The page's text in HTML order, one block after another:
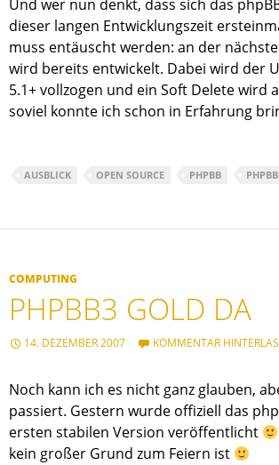
Und wer nun denkt, dass sich das
dieser langen Entwicklungszeit
muss entäuscht werden: an der
wird bereits entwickelt. Dabei wird der
5.1+ vollzogen und ein Soft Delete wird
soviel konnte ich schon in Erfahrung
AUSBLICK OPEN SOURCE PHPBB
COMPUTING
PHPBB3 GOLD DA
14. DEZEMBER 2007 KOMMENTAR
Noch kann ich es nicht ganz glauben,
passiert. Gestern wurde offiziell das
ersten stabilen Version veröffentlicht
kein großer Grund zum Feiern ist